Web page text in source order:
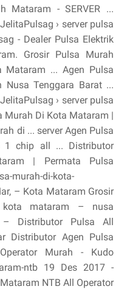
Mataram - SERVER ...
› server pulsa
- Dealer Pulsa Elektrik
Grosir Pulsa Murah
Mataram ... Agen Pulsa
Nusa Tenggara Barat ...
› server pulsa
Murah Di Kota Mataram |
di ... server Agen Pulsa
1 chip all ... Distributor
| Permata Pulsa
murah-di-kota-
– Kota Mataram Grosir
mataram – nusa
– Distributor Pulsa All
Distributor Agen Pulsa
Murah - Kudo
ntb 19 Des 2017 -
NTB All Operator